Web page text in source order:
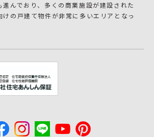
進んでおり、多くの商業施設が建設された
けの戸建て物件が非常に多いエリアとなっ